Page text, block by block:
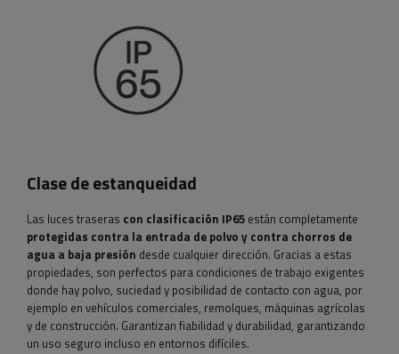
Clase de estanqueidad
Las luces traseras con clasificación IP65 están completamente
protegidas contra la entrada de polvo y contra chorros de
agua a baja presión desde cualquier dirección. Gracias a estas
propiedades, son perfectos para condiciones de trabajo exigentes
donde hay polvo, suciedad y posibilidad de contacto con agua, por
ejemplo en vehículos comerciales, remolques, máquinas agrícolas
y de construcción. Garantizan fiabilidad y durabilidad, garantizando
un uso seguro incluso en entornos difíciles.